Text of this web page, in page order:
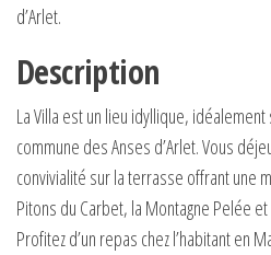
d’Arlet.
Description
La Villa est un lieu idyllique,
commune des Anses d’Arlet. Vous
convivialité sur la terrasse offrant une
Pitons du Carbet, la Montagne Pelée
Profitez d’un repas chez l’habitant en